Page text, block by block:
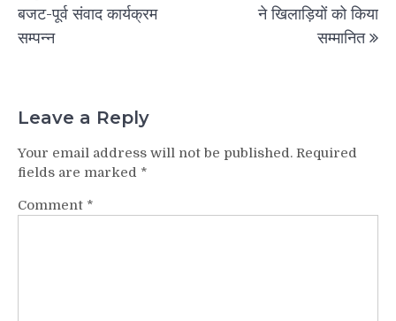
बजट-पूर्व संवाद कार्यक्रम
सम्पन्न
ने खिलाड़ियों को किया
सम्मानित
Leave a Reply
Your email address will not be published. Required
fields are marked *
Comment *